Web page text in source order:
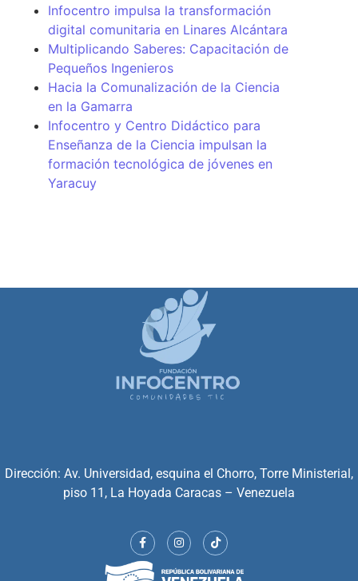
Infocentro impulsa la transformación
digital comunitaria en Linares Alcántara
Multiplicando Saberes: Capacitación de
Pequeños Ingenieros
Hacia la Comunalización de la Ciencia
en la Gamarra
Infocentro y Centro Didáctico para
Enseñanza de la Ciencia impulsan la
formación tecnológica de jóvenes en
Yaracuy
Dirección: Av. Universidad, esquina el Chorro, Torre Ministerial,
piso 11, La Hoyada Caracas – Venezuela